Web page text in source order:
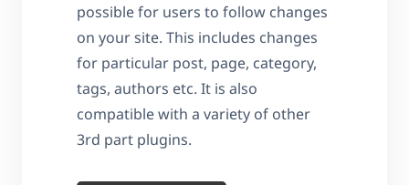
possible for users to follow changes
on your site. This includes changes
for particular post, page, category,
tags, authors etc. It is also
compatible with a variety of other
3rd part plugins.